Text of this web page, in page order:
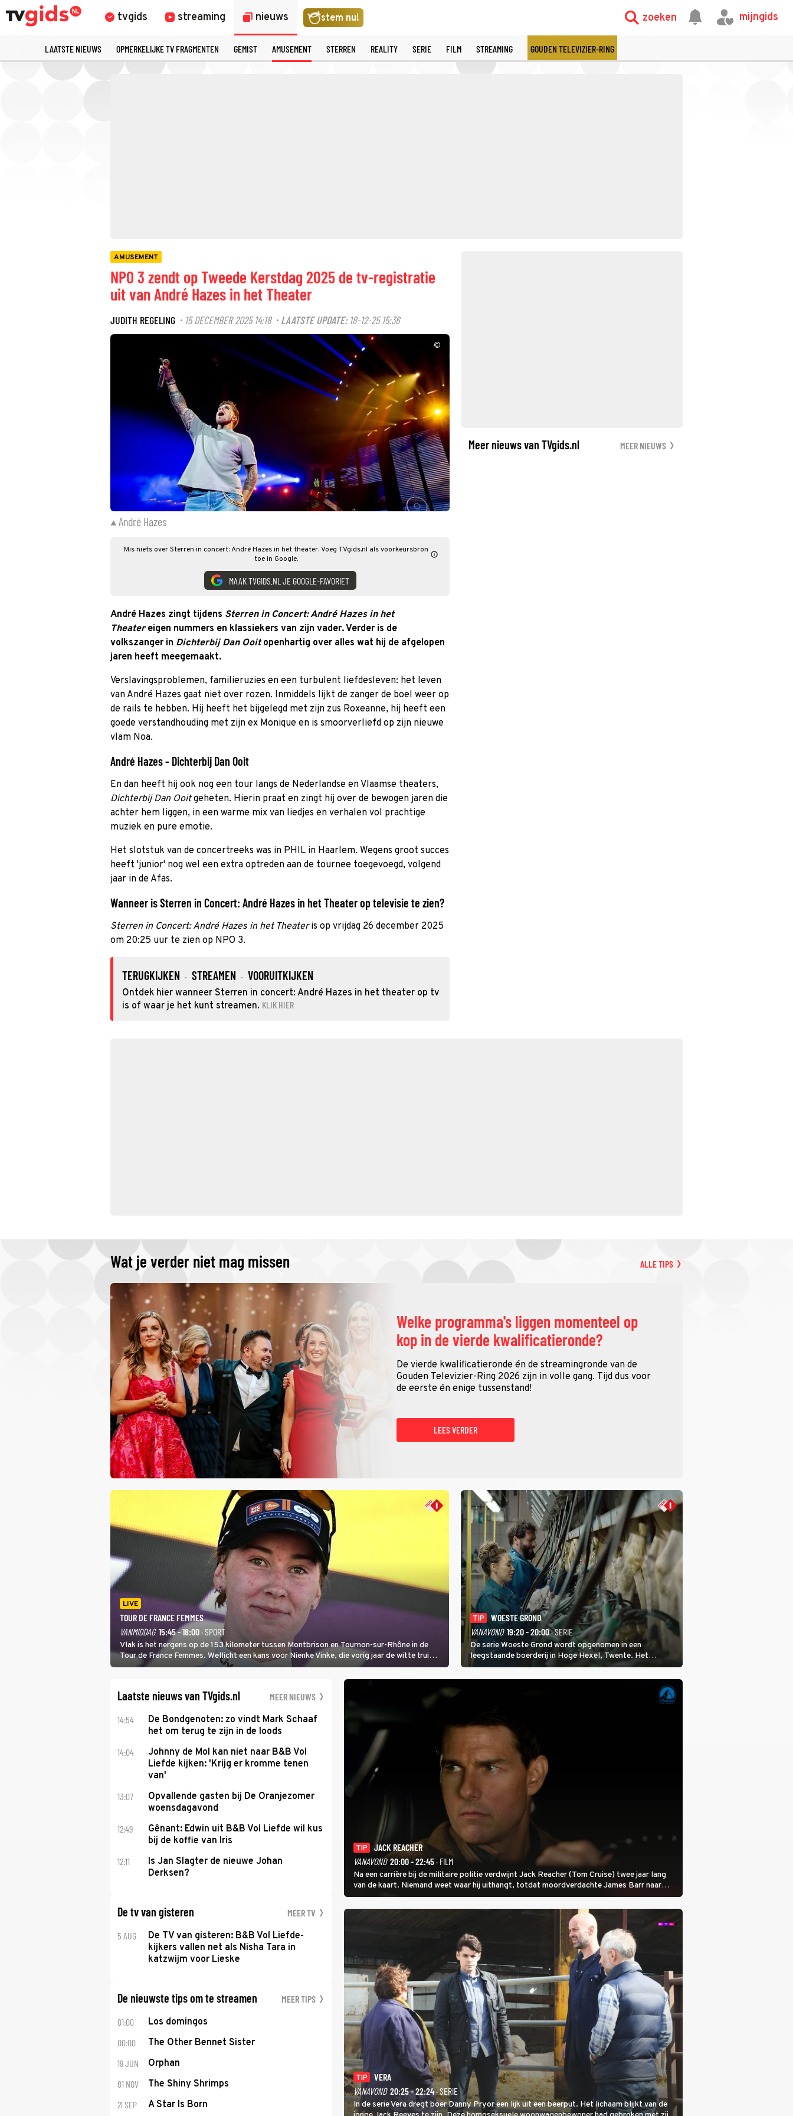
tvgids streaming nieuws stem nu! zoeken mijngids
LAATSTE NIEUWS OPMERKELIJKE TV FRAGMENTEN GEMIST AMUSEMENT STERREN REALITY SERIE FILM STREAMING GOUDEN TELEVIZIER-RING
AMUSEMENT
NPO 3 zendt op Tweede Kerstdag 2025 de tv-registratie
uit van André Hazes in het Theater
JUDITH REGELING · 15 DECEMBER 2025 14:18· LAATSTE UPDATE: 18-12-25 15:36
©
André Hazes
Mis niets over Sterren in concert: André Hazes in het theater. Voeg TVgids.nl als voorkeursbron
toe in Google.
MAAK TVGIDS.NL JE GOOGLE-FAVORIET
André Hazes zingt tijdens Sterren in Concert: André Hazes in het
Theatereigen nummers en klassiekers van zijn vader. Verder is de
volkszanger in Dichterbij Dan Ooitopenhartig over alles wat hij de afgelopen
jaren heeft meegemaakt.
Verslavingsproblemen, familieruzies en een turbulent liefdesleven: het leven
van André Hazes gaat niet over rozen. Inmiddels lijkt de zanger de boel weer op
de rails te hebben. Hij heeft het bijgelegd met zijn zus Roxeanne, hij heeft een
goede verstandhouding met zijn ex Monique en is smoorverliefd op zijn nieuwe
vlam Noa.
André Hazes - Dichterbij Dan Ooit
En dan heeft hij ook nog een tour langs de Nederlandse en Vlaamse theaters,
Dichterbij Dan Ooitgeheten. Hierin praat en zingt hij over de bewogen jaren die
achter hem liggen, in een warme mix van liedjes en verhalen vol prachtige
muziek en pure emotie.
Het slotstuk van de concertreeks was in PHIL in Haarlem. Wegens groot succes
heeft 'junior' nog wel een extra optreden aan de tournee toegevoegd, volgend
jaar in de Afas.
Wanneer is Sterren in Concert: André Hazes in het Theater op televisie te zien?
Sterren in Concert: André Hazes in het Theateris op vrijdag 26 december 2025
om 20:25 uur te zien op NPO 3.
TERUGKIJKEN · STREAMEN · VOORUITKIJKEN
Ontdek hier wanneer Sterren in concert: André Hazes in het theater op tv
is of waar je het kunt streamen. KLIK HIER
Meer nieuws van TVgids.nl MEER NIEUWS
Wat je verder niet mag missen ALLE TIPS
Welke programma's liggen momenteel op
kop in de vierde kwalificatieronde?
De vierde kwalificatieronde én de streamingronde van de
Gouden Televizier-Ring 2026 zijn in volle gang. Tijd dus voor
de eerste én enige tussenstand!
LEES VERDER
LIVE
TOUR DE FRANCE FEMMES
VANMIDDAG 15:45 - 18:00 · SPORT
Vlak is het nergens op de 153 kilometer tussen Montbrison en Tournon-sur-Rhône in de
Tour de France Femmes. Wellicht een kans voor Nienke Vinke, die vorig jaar de witte trui
won.
TIP
WOESTE GROND
VANAVOND 19:20 - 20:00· SERIE
De serie Woeste Grond wordt opgenomen in een
leegstaande boerderij in Hoge Hexel, Twente. Het
melkveebedrijf met 160 koeien moest sluiten, omdat het
dicht bij een Natura 2000-gebied ligt. In de serie heerst er
Laatste nieuws van TVgids.nl MEER NIEUWS
14:54
De Bondgenoten: zo vindt Mark Schaaf
het om terug te zijn in de loods
14:04
Johnny de Mol kan niet naar B&B Vol
Liefde kijken: 'Krijg er kromme tenen
van'
13:07
Opvallende gasten bij De Oranjezomer
woensdagavond
12:49
Gênant: Edwin uit B&B Vol Liefde wil kus
bij de koffie van Iris
12:11
Is Jan Slagter de nieuwe Johan
Derksen?
De tv van gisteren MEER TV
5 AUG
De TV van gisteren: B&B Vol Liefde-
kijkers vallen net als Nisha Tara in
katzwijm voor Lieske
De nieuwste tips om te streamen MEER TIPS
01:00 Los domingos
00:00 The Other Bennet Sister
19 JUN Orphan
01 NOV The Shiny Shrimps
21 SEP A Star Is Born
TIP
JACK REACHER
VANAVOND 20:00 - 22:45· FILM
Na een carrière bij de militaire politie verdwijnt Jack Reacher (Tom Cruise) twee jaar lang
van de kaart. Niemand weet waar hij uithangt, totdat moordverdachte James Barr naar
hem vraagt.
TIP
VERA
VANAVOND 20:25 - 22:24· SERIE
In de serie Vera dregt boer Danny Pryor een lijk uit een beerput. Het lichaam blijkt van de